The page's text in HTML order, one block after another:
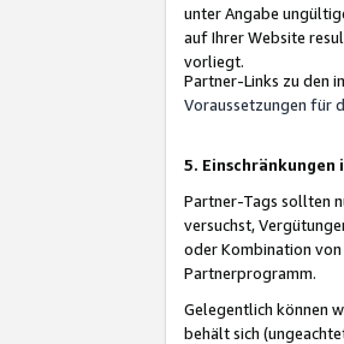
unter Angabe
auf Ihrer Website
vorliegt.
Partner-Links zu den
Voraussetzungen für
5. Einschränkungen
Partner-Tags sollten
versuchst,
oder Kombination
Partnerprogramm.
Gelegentlich können
behält sich